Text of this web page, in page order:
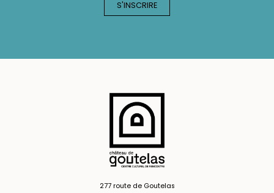
277 route de Goutelas